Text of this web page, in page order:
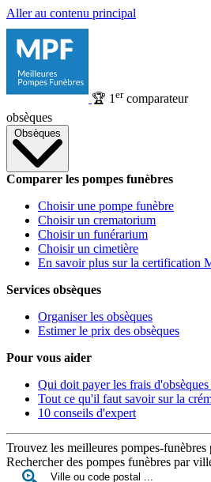
Aller au contenu principal
🏆 1 ercomparateur
obsèques
Obsèques
Comparer les pompes funèbres
Choisir une pompe funèbre
Choisir un crematorium
Choisir un funérarium
Choisir un cimetière
En savoir plus sur la certification
Services obsèques
Organiser les obsèques
Estimer le prix des obsèques
Pour vous aider
Qui doit payer les frais d'obsèques
Tout ce qu'il faut savoir sur la
10 conseils d'expert
Trouvez les meilleures pompes-funèbres
Rechercher des pompes funèbres par